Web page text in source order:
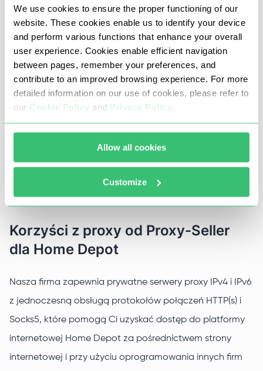
We use cookies to ensure the proper functioning of our
website. These cookies enable us to identify your device
and perform various functions that enhance your overall
user experience. Cookies enable efficient navigation
between pages, remember your preferences, and
contribute to an improved browsing experience. For more
detailed information on our use of cookies, please refer to
our Cookie Policy and Privacy Policy
Allow all cookies
Customize
Oficjalnie firma świadczy usługi dla krajów takich jak
USA, Meksyk, Kanada i Chiny, ale zamówienia są
składane również z innych krajów.
Każdego dnia sklep internetowy Home Depot jest
odwiedzany przez miliony kupujących, a firma mogła
ograniczyć dostęp do krajów spoza oficjalnej listy, aby
pomogą rozwiązać problem blokady. Wystarczy
wykupić adresy IP zlokalizowane w geolokalizacjach
USA, Meksyku lub Kanady.
Korzyści z proxy od Proxy-Seller
dla Home Depot
Nasza firma zapewnia prywatne serwery proxy IPv4 i IPv6
z jednoczesną obsługą protokołów połączeń HTTP(s) i
Socks5, które pomogą Ci uzyskać dostęp do platformy
internetowej Home Depot za pośrednictwem strony
internetowej i przy użyciu oprogramowania innych firm